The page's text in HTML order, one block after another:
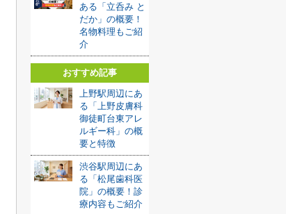
ある「立呑み と
だか」の概要！
名物料理もご紹
介
おすすめ記事
上野駅周辺にあ
る「上野皮膚科
御徒町台東アレ
ルギー科」の概
要と特徴
渋谷駅周辺にあ
る「松尾歯科医
院」の概要！診
療内容もご紹介